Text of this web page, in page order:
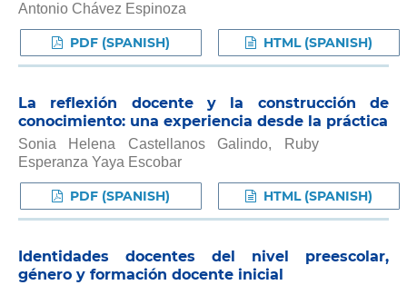
Antonio Chávez Espinoza
PDF (SPANISH) HTML (SPANISH)
La reflexión docente y la construcción de
conocimiento: una experiencia desde la práctica
Sonia Helena Castellanos Galindo, Ruby
Esperanza Yaya Escobar
PDF (SPANISH) HTML (SPANISH)
Identidades docentes del nivel preescolar,
género y formación docente inicial